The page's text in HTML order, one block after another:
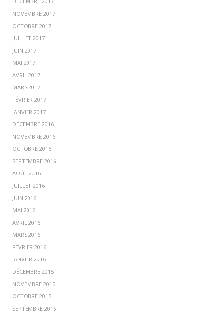
NOVEMBRE 2017
OCTOBRE 2017
JUILLET 2017
JUIN 2017
MAI 2017
AVRIL 2017
MARS 2017
FÉVRIER 2017
JANVIER 2017
DÉCEMBRE 2016
NOVEMBRE 2016
OCTOBRE 2016
SEPTEMBRE 2016
AOÛT 2016
JUILLET 2016
JUIN 2016
MAI 2016
AVRIL 2016
MARS 2016
FÉVRIER 2016
JANVIER 2016
DÉCEMBRE 2015
NOVEMBRE 2015
OCTOBRE 2015
SEPTEMBRE 2015